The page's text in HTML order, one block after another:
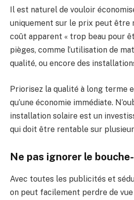
Il est naturel de vouloir
uniquement sur le prix peut être
coût apparent « trop beau pour
pièges, comme l’utilisation de
qualité, ou encore des
Priorisez la qualité à long terme
qu’une économie immédiate.
installation solaire est un
qui doit être rentable sur
Ne pas ignorer le
Avec toutes les publicités et
on peut facilement perdre de